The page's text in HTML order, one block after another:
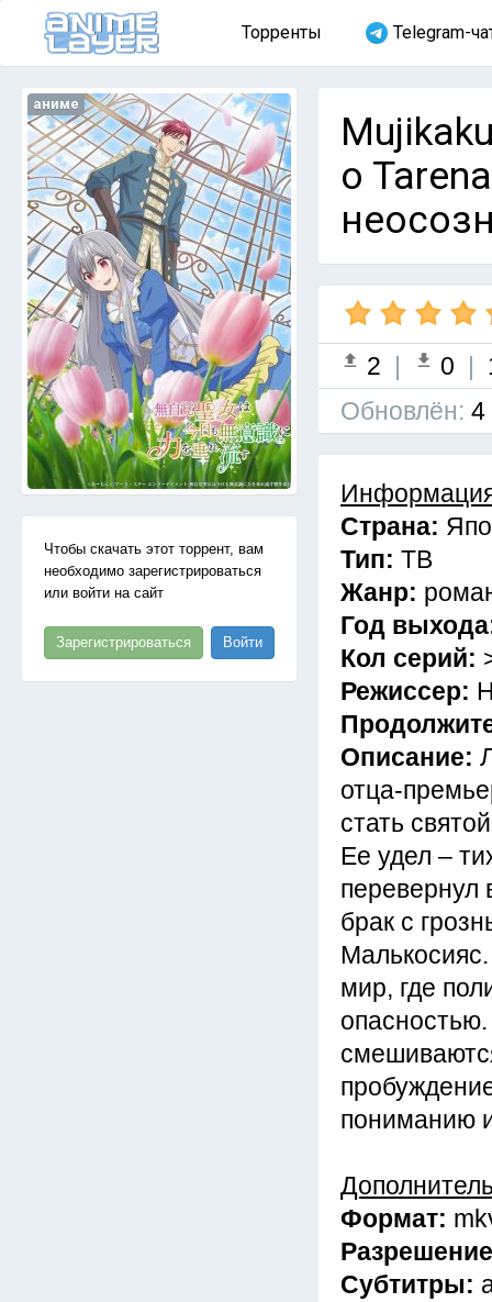
Торренты Telegram-
аниме
Чтобы скачать этот торрент, вам
необходимо зарегистрироваться
или войти на сайт
Зарегистрироваться Войти
o
2 | 0 |
Обновлён: 4
Страна:
Тип: ТВ
Жанр:
Год
Кол серий:
Режиссер:
Описание:
отца-
стать
Ее удел –
перевернул
брак с
мир, где
пониманию
Формат:
Субтитры: